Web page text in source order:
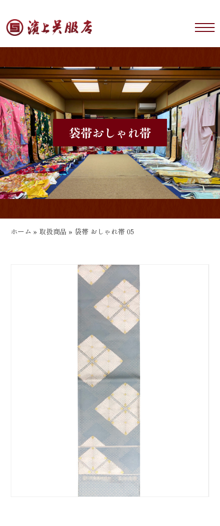
袋帯おしゃれ帯
ホーム »取扱商品 » 袋帯 おしゃれ帯 05